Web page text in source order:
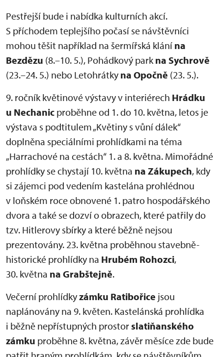
Pestřejší bude i nabídka kulturních akcí.
S příchodem teplejšího počasí se návštěvníci
mohou těšit například na šermířská klání na
Bezdězu (8.–10. 5.), Pohádkový parkna Sychrově
(23.–24. 5.) nebo Letohrátky na Opočně (23. 5.).
9. ročník květinové výstavy v interiérech Hrádku
u Nechanic proběhne od 1. do 10. května, letos je
výstava s podtitulem „Květiny s vůní dálek“
doplněna speciálními prohlídkami na téma
„Harrachové na cestách“ 1. a 8. května. Mimořádné
prohlídky se chystají 10. května na Zákupech, kdy
si zájemci pod vedením kastelána prohlédnou
v loňském roce obnovené 1. patro hospodářského
dvora a také se dozví o obrazech, které patřily do
tzv. Hitlerovy sbírky a které běžně nejsou
prezentovány. 23. května proběhnou stavebně-
historické prohlídky na Hrubém Rohozci,
30. května na Grabštejně.
Večerní prohlídkyzámku Ratibořice jsou
naplánovány na 9. květen. Kastelánská prohlídka
i běžně nepřístupných prostorslatiňanského
zámku proběhne 8. května, závěr měsíce zde bude